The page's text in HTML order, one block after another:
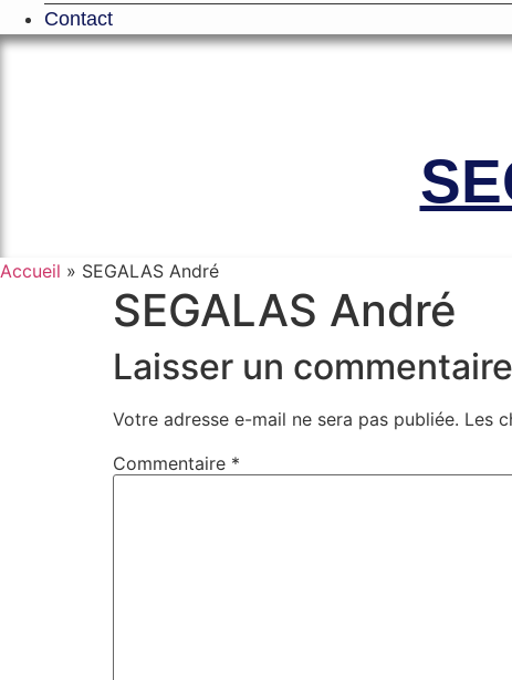
Contact
Accueil » SEGALAS André
SEGALAS André
Laisser un commentaire
Votre adresse e-mail ne sera pas publiée. Les
Commentaire *